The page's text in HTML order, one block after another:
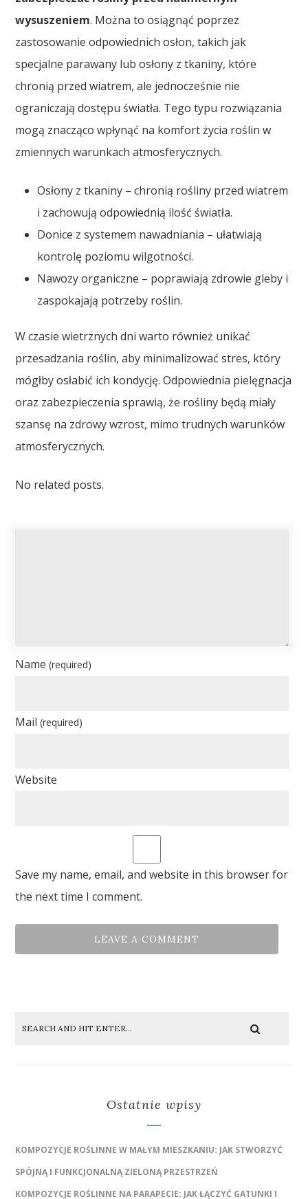
wysuszeniem. Można to osiągnąć poprzez
zastosowanie odpowiednich osłon, takich jak
specjalne parawany lub osłony z tkaniny, które
chronią przed wiatrem, ale jednocześnie nie
ograniczają dostępu światła. Tego typu rozwiązania
mogą znacząco wpłynąć na komfort życia roślin w
zmiennych warunkach atmosferycznych.
Osłony z tkaniny – chronią rośliny przed wiatrem
i zachowują odpowiednią ilość światła.
Donice z systemem nawadniania – ułatwiają
kontrolę poziomu wilgotności.
Nawozy organiczne – poprawiają zdrowie gleby i
zaspokajają potrzeby roślin.
W czasie wietrznych dni warto również unikać
przesadzania roślin, aby minimalizować stres, który
mógłby osłabić ich kondycję. Odpowiednia pielęgnacja
oraz zabezpieczenia sprawią, że rośliny będą miały
szansę na zdrowy wzrost, mimo trudnych warunków
atmosferycznych.
No related posts.
Name(required)
Mail(required)
Website
Save my name, email, and website in this browser for
the next time I comment.
Ostatnie wpisy
KOMPOZYCJE ROŚLINNE W MAŁYM MIESZKANIU: JAK STWORZYĆ
SPÓJNĄ I FUNKCJONALNĄ ZIELONĄ PRZESTRZEŃ
KOMPOZYCJE ROŚLINNE NA PARAPECIE: JAK ŁĄCZYĆ GATUNKI I